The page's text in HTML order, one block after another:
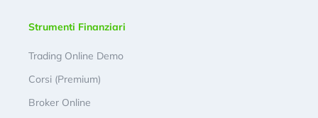
Strumenti Finanziari
Trading Online Demo
Corsi (Premium)
Broker Online